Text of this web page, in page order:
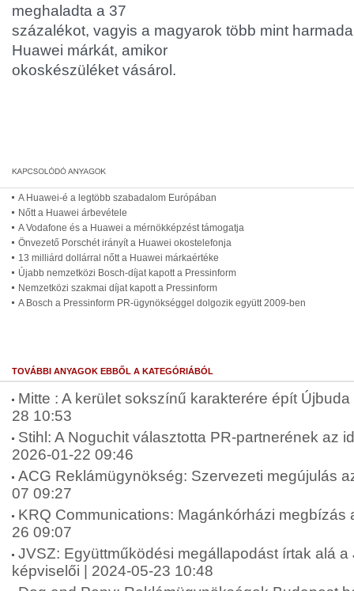
meghaladta a 37
százalékot, vagyis a magyarok több mint
Huawei márkát, amikor
okoskészüléket vásárol.
A Huawei-é a legtöbb szabadalom Európában
Nőtt a Huawei árbevétele
A Vodafone és a Huawei a mérnökképzést támogatja
Önvezető Porschét irányít a Huawei okostelefonja
13 milliárd dollárral nőtt a Huawei márkaértéke
Újabb nemzetközi Bosch-díjat kapott a Pressinform
Nemzetközi szakmai díjat kapott a Pressinform
A Bosch a Pressinform PR-ügynökséggel dolgozik együtt 2009-ben
TOVÁBBI ANYAGOK EBBŐL A KATEGÓRIÁBÓL
Mitte : A kerület sokszínű karakterére épít
28 10:53
Stihl: A Noguchit választotta PR-partnerének az
2026-01-22 09:46
ACG Reklámügynökség: Szervezeti megújulás
07 09:27
KRQ Communications: Magánkórházi megbízás
26 09:07
JVSZ: Együttműködési megállapodást írtak alá
képviselői | 2024-05-23 10:48